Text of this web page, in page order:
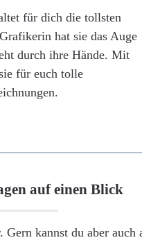
für dich die tollsten
hat sie das Auge
durch ihre Hände. Mit
für euch tolle
auf einen Blick
kannst du aber